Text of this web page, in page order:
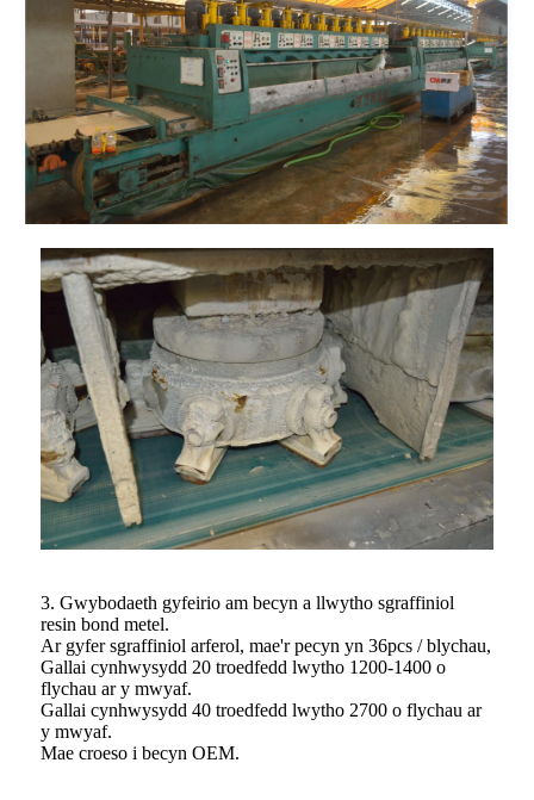
3. Gwybodaeth gyfeirio am becyn a llwytho sgraffiniol
resin bond metel.
Ar gyfer sgraffiniol arferol, mae'r pecyn yn 36pcs / blychau,
Gallai cynhwysydd 20 troedfedd lwytho 1200-1400 o
flychau ar y mwyaf.
Gallai cynhwysydd 40 troedfedd lwytho 2700 o flychau ar
y mwyaf.
Mae croeso i becyn OEM.